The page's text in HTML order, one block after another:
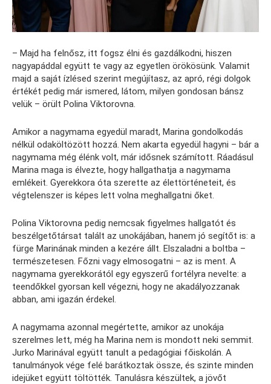
– Majd ha felnősz, itt fogsz élni és gazdálkodni, hiszen
nagyapáddal együtt te vagy az egyetlen örökösünk. Valamit
majd a saját ízlésed szerint megújítasz, az apró, régi dolgok
értékét pedig már ismered, látom, milyen gondosan bánsz
velük – örült Polina Viktorovna.
Amikor a nagymama egyedül maradt, Marina gondolkodás
nélkül odaköltözött hozzá. Nem akarta egyedül hagyni – bár a
nagymama még élénk volt, már idősnek számított. Ráadásul
Marina maga is élvezte, hogy hallgathatja a nagymama
emlékeit. Gyerekkora óta szerette az élettörténeteit, és
végtelenszer is képes lett volna meghallgatni őket.
Polina Viktorovna pedig nemcsak figyelmes hallgatót és
beszélgetőtársat talált az unokájában, hanem jó segítőt is: a
fürge Marinának minden a kezére állt. Elszaladni a boltba –
természetesen. Főzni vagy elmosogatni – az is ment. A
nagymama gyerekkorától egy egyszerű fortélyra nevelte: a
teendőkkel gyorsan kell végezni, hogy ne akadályozzanak
abban, ami igazán érdekel.
A nagymama azonnal megértette, amikor az unokája
szerelmes lett, még ha Marina nem is mondott neki semmit.
Jurko Marinával együtt tanult a pedagógiai főiskolán. A
tanulmányok vége felé barátkoztak össze, és szinte minden
idejüket együtt töltötték. Tanulásra készültek, a jövőt